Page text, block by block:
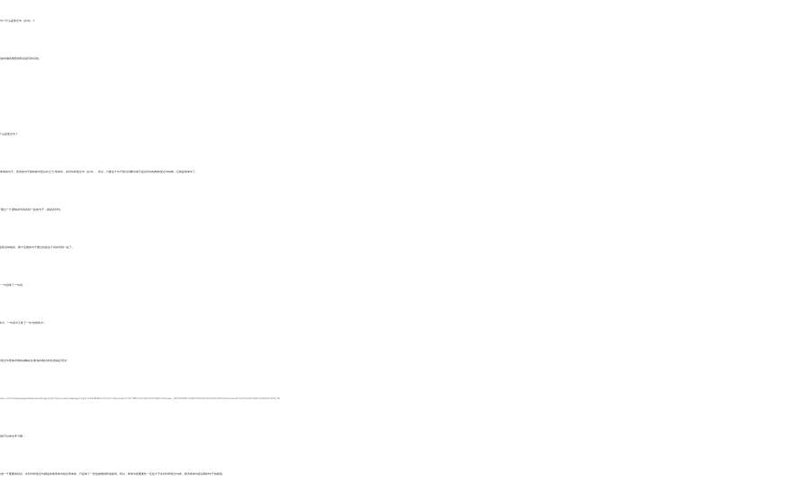
句？什么是复合句（从句）？
何服务雅思的听说读写科目的。
什么是复合句？
单的句子。英语的句子除特殊句型以外之分 简单句，并列句和复合句（从句）。所以，只要这个句子我们判断出来不是并列句结构和复合句结构，它就是简单句了。
通过一个逻辑并列词并到一起的句子，就是并列句。
我没有钱买。两个完整的句子通过但是这个词并列到一起了。
一句话套了一句话。
大。一句话中又套了一句“你很伟大”。
复合句更加详细的讲解在往期“如何较为轻松的搞定语法”
newspage/data/landingshare?preview=1&pageType=1&isBdboxFrom=1&context=%7B%22nid%22%3A%22news_9650286133825394314%22%2C%22sourceFrom%22%3A%22bjh%22%7D
的可以前去学习哦～
道一个重要的结论：并列句和复合句都是依靠简单句组合而来的，只是加了一些连接规则和连接词。所以，简单句的重要性一定是大于并列句和复合句的，因为简单句是后两种句子的根基。